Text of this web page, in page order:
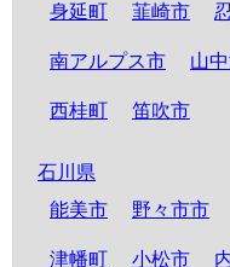
身延町 韮崎市
南アルプス市 山
西桂町 笛吹市
石川県
能美市
野々市市
津幡町 小松市